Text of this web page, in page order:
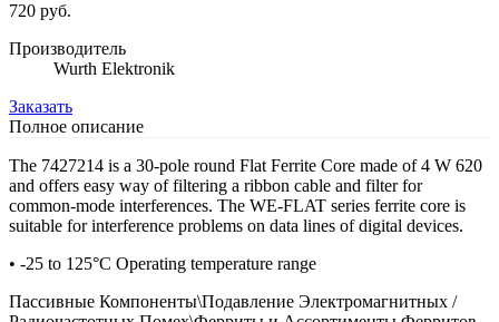
720 руб.
Производитель
Wurth Elektronik
Заказать
Полное описание
The 7427214 is a 30-pole round Flat Ferrite Core made of 4 W 620
and offers easy way of filtering a ribbon cable and filter for
common-mode interferences. The WE-FLAT series ferrite core is
suitable for interference problems on data lines of digital devices.
• -25 to 125°C Operating temperature range
Пассивные Компоненты\Подавление Электромагнитных /